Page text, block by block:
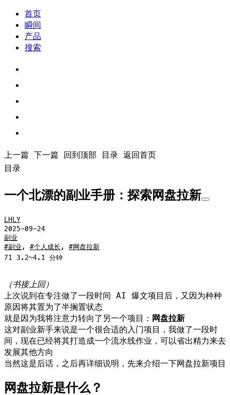
首页
瞬间
产品
搜索
上一篇 下一篇 回到顶部 目录 返回首页
目录
一个北漂的副业手册：探索网盘拉新
LHLY
2025-09-24
副业
副业, 个人成长,
网盘拉新
71 3.2~4.1 分钟
（书接上回）
上次说到在专注做了一段时间 AI 爆文项目后，又因为种种
原因将其置为了半搁置状态
就是因为我将注意力转向了另一个项目： 网盘拉新
这对副业新手来说是一个很合适的入门项目，我做了一段时
间，现在已经将其打造成一个流水线作业，可以省出精力来去
发展其他方向
当然这是后话，之后再详细说明，先来介绍一下网盘拉新项目
网盘拉新是什么？